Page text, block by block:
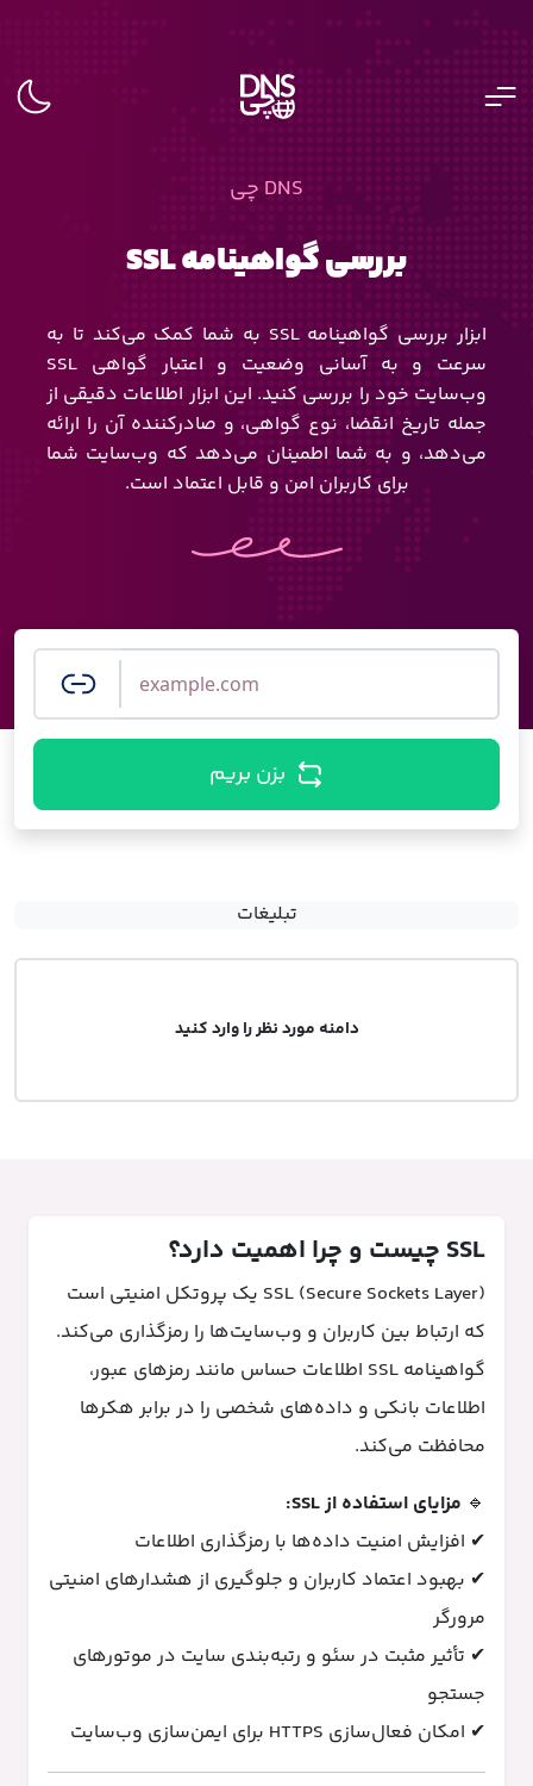
DNS چی
بررسی گواهینامه SSL
ابزار بررسی گواهینامه SSL به شما کمک می‌کند تا به
سرعت و به آسانی وضعیت و اعتبار گواهی SSL
وب‌سایت خود را بررسی کنید. این ابزار اطلاعات دقیقی از
جمله تاریخ انقضا، نوع گواهی، و صادرکننده آن را ارائه
می‌دهد، و به شما اطمینان می‌دهد که وب‌سایت شما
برای کاربران امن و قابل اعتماد است.
بزن بریم
تبلیغات
دامنه مورد نظر را وارد کنید
SSL چیست و چرا اهمیت دارد؟
SSL (Secure Sockets Layer) یک پروتکل امنیتی است
که ارتباط بین کاربران و وب‌سایت‌ها را رمزگذاری می‌کند.
گواهینامه SSL اطلاعات حساس مانند رمزهای عبور،
اطلاعات بانکی و داده‌های شخصی را در برابر هکرها
محافظت می‌کند.
🔹 مزایای استفاده از SSL:
✔ افزایش امنیت داده‌ها با رمزگذاری اطلاعات
✔ بهبود اعتماد کاربران و جلوگیری از هشدارهای امنیتی
مرورگر
✔ تأثیر مثبت در سئو و رتبه‌بندی سایت در موتورهای
جستجو
✔ امکان فعال‌سازی HTTPS برای ایمن‌سازی وب‌سایت